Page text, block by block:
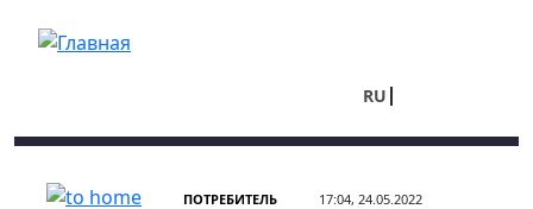
RU
ПОТРЕБИТЕЛЬ 17:04, 24.05.2022